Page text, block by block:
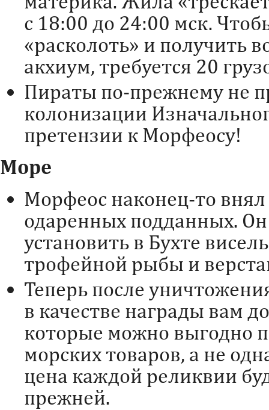
с 18:00 до 24:00 мск.
«расколоть» и получить
акхиум, требуется 20
Пираты по-прежнему не
колонизации
претензии к Морфеосу!
Море
Морфеос наконец-то внял
одаренных подданных.
установить в Бухте
трофейной рыбы и
Теперь после
в качестве награды вам
которые можно выгодно
морских товаров, а не
цена каждой реликвии
прежней.